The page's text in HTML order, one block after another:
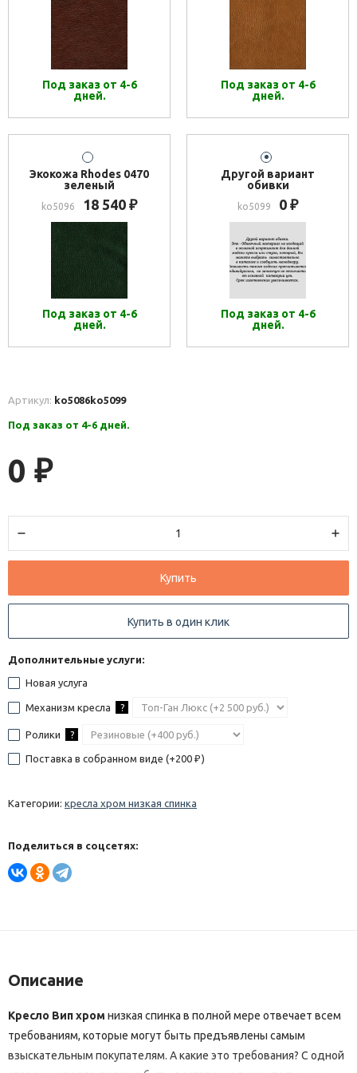
Под заказ от 4-6
дней.
Под заказ от 4-6
дней.
Экокожа Rhodes 0470
зеленый
ko5096 18 540 ₽
Под заказ от 4-6
дней.
Другой вариант
обивки
ko5099 0 ₽
Под заказ от 4-6
дней.
Артикул: ko5086ko5099
Под заказ от 4-6 дней.
0 ₽
Купить
Купить в один клик
Дополнительные услуги:
Новая услуга
Механизм кресла ?
Ролики ?
Поставка в собранном виде (+200 ₽ )
Категории: кресла хром низкая спинка
Поделиться в соцсетях:
Описание
Кресло Вип хром низкая спинка в полной мере отвечает всем
требованиям, которые могут быть предъявлены самым
взыскательным покупателям. А какие это требования? С одной